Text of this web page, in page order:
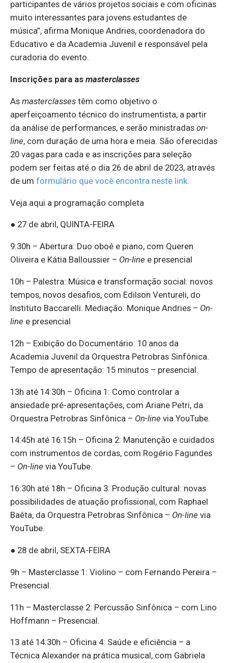
participantes de vários projetos sociais e com oficinas
muito interessantes para jovens estudantes de
música”, afirma Monique Andries, coordenadora do
Educativo e da Academia Juvenil e responsável pela
curadoria do evento.
Inscrições para as masterclasses
As masterclasses têm como objetivo o
aperfeiçoamento técnico do instrumentista, a partir
da análise de performances, e serão ministradas on-
line, com duração de uma hora e meia. São oferecidas
20 vagas para cada e as inscrições para seleção
podem ser feitas até o dia 26 de abril de 2023, através
de um formulário que você encontra neste link.
Veja aqui a programação completa
● 27 de abril, QUINTA-FEIRA
9:30h – Abertura: Duo oboé e piano, com Queren
Oliveira e Kátia Balloussier – On-line e presencial
10h – Palestra: Música e transformação social: novos
tempos, novos desafios, com Edilson Ventureli, do
Instituto Baccarelli. Mediação: Monique Andries – On-
line e presencial
12h – Exibição do Documentário: 10 anos da
Academia Juvenil da Orquestra Petrobras Sinfônica.
Tempo de apresentação: 15 minutos – presencial.
13h até 14:30h – Oficina 1: Como controlar a
ansiedade pré-apresentações, com Ariane Petri, da
Orquestra Petrobras Sinfônica – On-line via YouTube.
14:45h até 16:15h – Oficina 2: Manutenção e cuidados
com instrumentos de cordas, com Rogério Fagundes
– On-line via YouTube.
16:30h até 18h – Oficina 3: Produção cultural: novas
possibilidades de atuação profissional, com Raphael
Baêta, da Orquestra Petrobras Sinfônica – On-line via
YouTube.
● 28 de abril, SEXTA-FEIRA
9h – Masterclasse 1: Violino – com Fernando Pereira –
Presencial.
11h – Masterclasse 2: Percussão Sinfônica – com Lino
Hoffmann – Presencial.
13 até 14:30h – Oficina 4: Saúde e eficiência – a
Técnica Alexander na prática musical, com Gabriela